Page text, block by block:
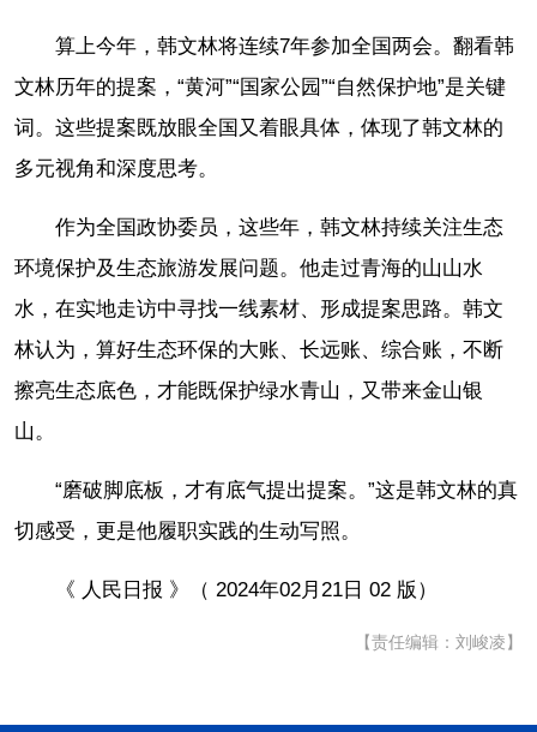
算上今年，韩文林将连续7年参加全国两会。翻看韩
文林历年的提案，“黄河”“国家公园”“自然保护地”是关键
词。这些提案既放眼全国又着眼具体，体现了韩文林的
多元视角和深度思考。
作为全国政协委员，这些年，韩文林持续关注生态
环境保护及生态旅游发展问题。他走过青海的山山水
水，在实地走访中寻找一线素材、形成提案思路。韩文
林认为，算好生态环保的大账、长远账、综合账，不断
擦亮生态底色，才能既保护绿水青山，又带来金山银
山。
“磨破脚底板，才有底气提出提案。”这是韩文林的真
切感受，更是他履职实践的生动写照。
《 人民日报 》（ 2024年02月21日 02 版）
【责任编辑：刘峻凌】